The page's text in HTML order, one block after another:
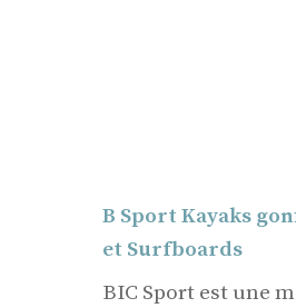
B Sport Kayaks
et Surfboards
BIC Sport est une